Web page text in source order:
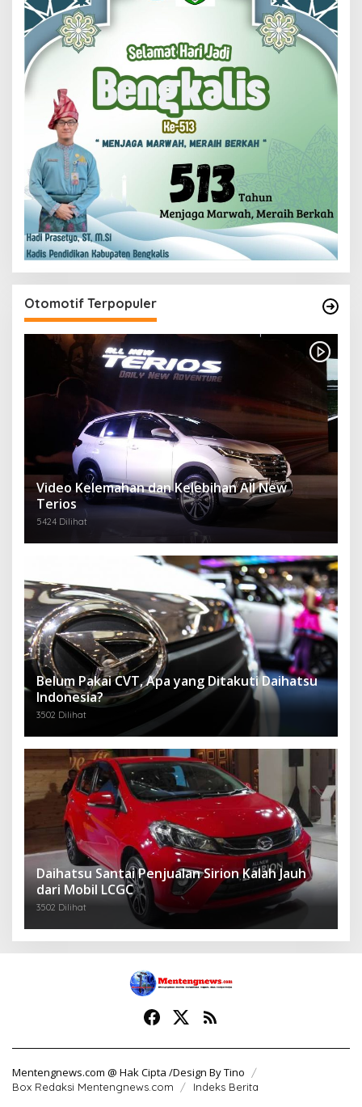
Otomotif Terpopuler
Video Kelemahan dan Kelebihan All New
Terios
5424 Dilihat
Belum Pakai CVT, Apa yang Ditakuti Daihatsu
Indonesia?
3502 Dilihat
Daihatsu Santai Penjualan Sirion Kalah Jauh
dari Mobil LCGC
3502 Dilihat
Mentengnews.com @ Hak Cipta /Design By Tino
Box Redaksi Mentengnews.com Indeks Berita